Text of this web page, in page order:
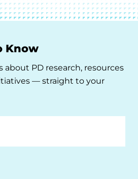
Know
about PD research, resources
— straight to your